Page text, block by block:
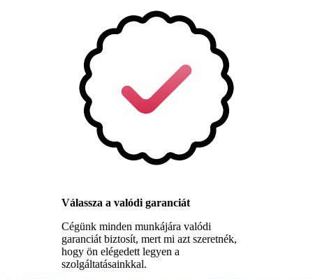
Válassza a valódi garanciát
Cégünk minden munkájára valódi
garanciát biztosít, mert mi azt szeretnék,
hogy ön elégedett legyen a
szolgáltatásainkkal.